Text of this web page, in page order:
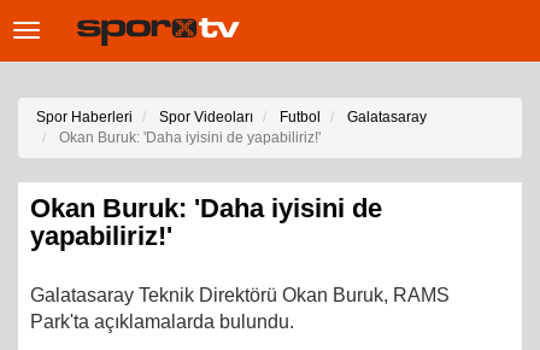
Toggle
Spor Haberleri Spor Videoları Futbol
Galatasaray
Okan Buruk: 'Daha iyisini de yapabiliriz!'
Okan Buruk: 'Daha iyisini de
yapabiliriz!'
Galatasaray Teknik Direktörü Okan Buruk, RAMS
Park'ta açıklamalarda bulundu.